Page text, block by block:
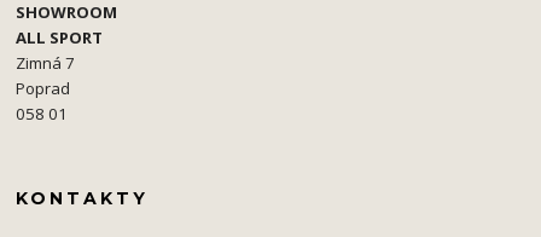
SHOWROOM
ALL SPORT
Zimná 7
Poprad
058 01
KONTAKTY